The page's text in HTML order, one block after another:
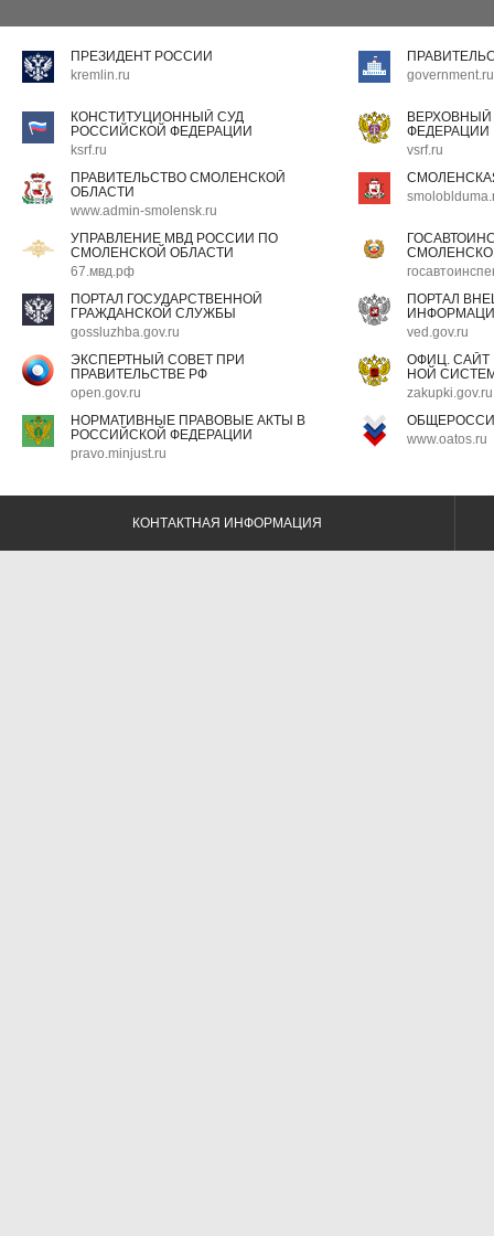
ПРЕЗИДЕНТ РОССИИ
kremlin.ru
government.ru
КОНСТИТУЦИОННЫЙ СУД
РОССИЙСКОЙ ФЕДЕРАЦИИ
ksrf.ru
ФЕДЕРАЦИИ
vsrf.ru
ПРАВИТЕЛЬСТВО СМОЛЕНСКОЙ
ОБЛАСТИ
www.admin-smolensk.ru
УПРАВЛЕНИЕ МВД РОССИИ ПО
СМОЛЕНСКОЙ ОБЛАСТИ
67.мвд.рф
ПОРТАЛ ГОСУДАРСТВЕННОЙ
ГРАЖДАНСКОЙ СЛУЖБЫ
gossluzhba.gov.ru
ПОРТАЛ
ved.gov.ru
ЭКСПЕРТНЫЙ СОВЕТ ПРИ
ПРАВИТЕЛЬСТВЕ РФ
open.gov.ru
ОФИЦ.
НОЙ
zakupki.gov.ru
НОРМАТИВНЫЕ ПРАВОВЫЕ АКТЫ В
РОССИЙСКОЙ ФЕДЕРАЦИИ
pravo.minjust.ru
www.oatos.ru
КОНТАКТНАЯ ИНФОРМАЦИЯ